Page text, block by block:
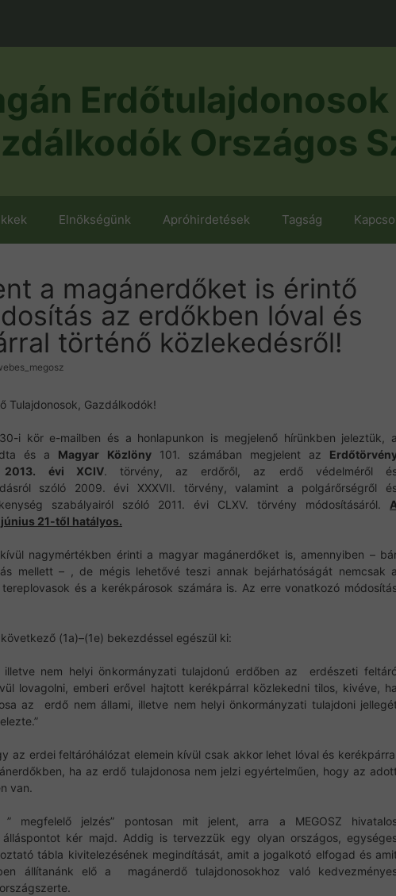
Erdőtulajdonosok
Országos
Elnökségünk Apróhirdetések Tagság
a magánerdőket is érintő
az erdőkben lóval és
történő közlekedésről!
Tulajdonosok, Gazdálkodók!
i kör e-mailben és a honlapunkon is megjelenő hírünkben jeleztük, a
és a Magyar Közlöny101. számában megjelent az
2013. évi XCIV. törvény, az erdőről, az erdő védelméről
szóló 2009. évi XXXVII. törvény, valamint a polgárőrségről
szabályairól szóló 2011. évi CLXV. törvény módosításáról.
21-től hatályos.
nagymértékben érinti a magyar magánerdőket is, amennyiben –
mellett – , de mégis lehetővé teszi annak bejárhatóságát nemcsak a
és a kerékpárosok számára is. Az erre vonatkozó
(1a)–(1e) bekezdéssel egészül ki:
illetve nem helyi önkormányzati tulajdonú erdőben az erdészeti
lovagolni, emberi erővel hajtott kerékpárral közlekedni tilos, kivéve, ha
az erdő nem állami, illetve nem helyi önkormányzati tulajdoni
az erdei feltáróhálózat elemein kívül csak akkor lehet lóval és kerékpárral
ha az erdő tulajdonosa nem jelzi egyértelműen, hogy az
van.
megfelelő jelzés” pontosan mit jelent, arra a MEGOSZ
álláspontot kér majd. Addig is tervezzük egy olyan országos,
tábla kivitelezésének megindítását, amit a jogalkotó elfogad és
állítanánk elő a magánerdő tulajdonosokhoz való